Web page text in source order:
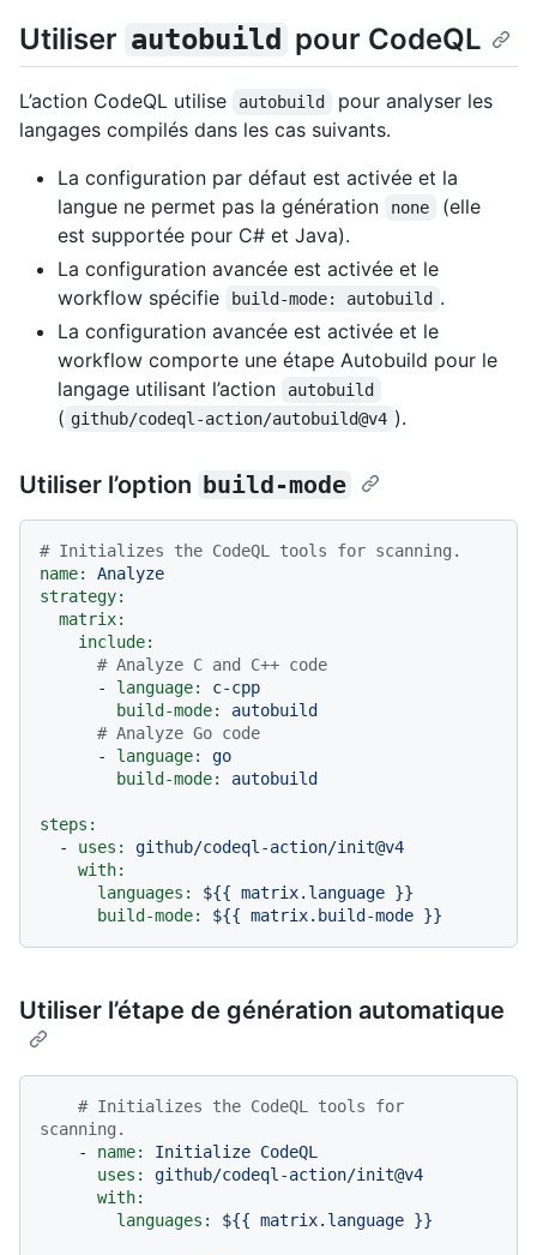
Utiliser autobuild pour CodeQL
L’action CodeQL utilise autobuild
pour analyser les
langages compilés dans les cas suivants.
La configuration par défaut est activée et la
langue ne permet pas la génération
none
(elle
est supportée pour C# et Java).
La configuration avancée est activée et le
workflow spécifie
build-mode: autobuild .
La configuration avancée est activée et le
workflow comporte une étape Autobuild pour le
langage utilisant l’action
autobuild
( github/codeql-action/autobuild@v4 ).
Utiliser l’option build-mode
# Initializes the CodeQL tools for scanning.
name:
Analyze
strategy:
matrix:
include:
# Analyze C and C++ code
-
language:
c-cpp
build-mode:
autobuild
# Analyze Go code
-
language:
go
build-mode:
autobuild
steps:
-
uses:
github/codeql-action/init@v4
with:
languages:
${{ matrix.language }}
build-mode:
${{ matrix.build-mode }}
Utiliser l’étape de génération automatique
# Initializes the CodeQL tools for
scanning.
-
name: Initialize CodeQL
uses:
github/codeql-action/init@v4
with:
languages:
${{ matrix.language }}